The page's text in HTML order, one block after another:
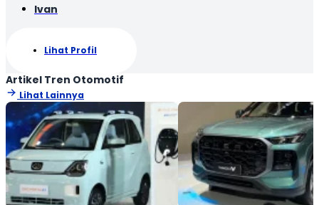
Ivan
Lihat Profil
Artikel Tren Otomotif
Lihat Lainnya